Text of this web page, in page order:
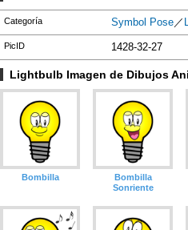
Categoría Symbol Pose／
PicID 1428-32-27
Lightbulb Imagen de Dibujos
Bombilla
Bombilla
Sonriente